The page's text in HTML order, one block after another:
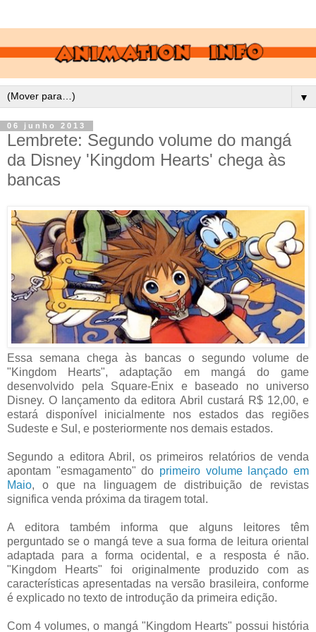
▼
06 junho 2013
Lembrete: Segundo volume do mangá
da Disney 'Kingdom Hearts' chega às
bancas
Essa semana chega às bancas o segundo volume de
"Kingdom Hearts", adaptação em mangá do game
desenvolvido pela Square-Enix e baseado no universo
Disney. O lançamento da editora Abril custará R$ 12,00, e
estará disponível inicialmente nos estados das regiões
Sudeste e Sul, e posteriormente nos demais estados.
Segundo a editora Abril, os primeiros relatórios de venda
apontam "esmagamento" do primeiro volume lançado em
Maio, o que na linguagem de distribuição de revistas
significa venda próxima da tiragem total.
A editora também informa que alguns leitores têm
perguntado se o mangá teve a sua forma de leitura oriental
adaptada para a forma ocidental, e a resposta é não.
"Kingdom Hearts" foi originalmente produzido com as
características apresentadas na versão brasileira, conforme
é explicado no texto de introdução da primeira edição.
Com 4 volumes, o mangá "Kingdom Hearts" possui história